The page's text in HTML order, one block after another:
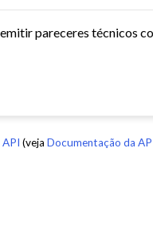
API (veja Documentação da